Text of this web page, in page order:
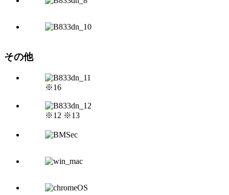
その他
※16
※12 ※13